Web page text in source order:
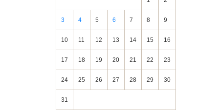
3 4 5 6 7 8 9
10 11 12 13 14 15 16
17 18 19 20 21 22 23
24 25 26 27 28 29 30
31